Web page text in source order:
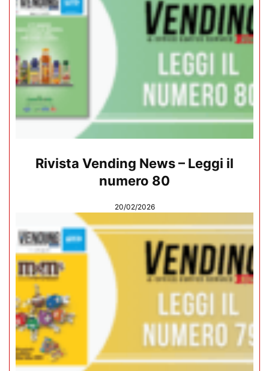
Rivista Vending News – Leggi il
numero 80
20/02/2026